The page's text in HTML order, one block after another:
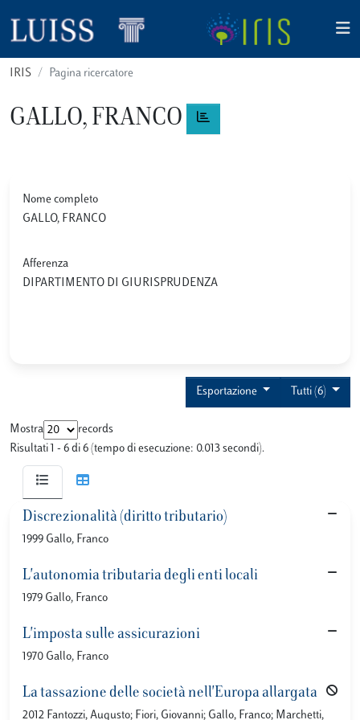
IRIS Pagina ricercatore
GALLO, FRANCO
Nome completo
GALLO, FRANCO
Afferenza
DIPARTIMENTO DI GIURISPRUDENZA
Tutti (6)
Esportazione
Mostra
records
Risultati 1 - 6 di 6 (tempo di esecuzione: 0.013 secondi).
Discrezionalità (diritto tributario)
1999 Gallo, Franco
L'autonomia tributaria degli enti locali
1979 Gallo, Franco
L'imposta sulle assicurazioni
1970 Gallo, Franco
La tassazione delle società nell'Europa allargata
2012 Fantozzi, Augusto; Fiori, Giovanni; Gallo, Franco; Marchetti,